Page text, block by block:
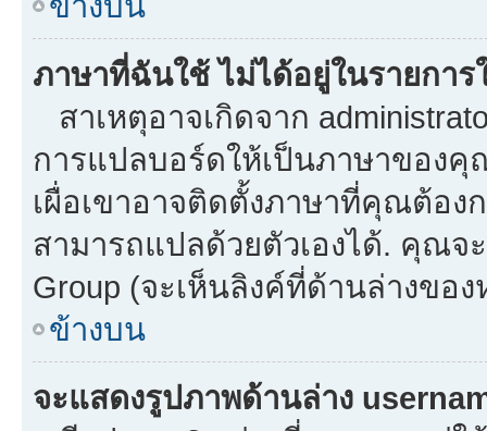
ภาษาที่ฉันใช้ ไม่ได้อยู่ในรายการ
สาเหตุอาจเกิดจาก
การแปลบอร์ดให้เป็นภาษาของคุ
เผื่อเขาอาจติดตั้งภาษาที่คุณต้อ
สามารถแปลด้วยตัวเองได้. คุณจ
Group (จะเห็นลิงค์ที่ด้านล่างของ
ข้างบน
จะแสดงรูปภาพด้านล่าง